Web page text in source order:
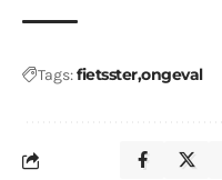
Tags:fietssterongeval